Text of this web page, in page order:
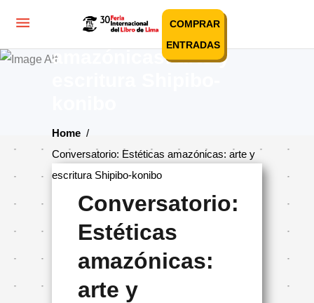
COMPRAR
ENTRADAS
Conversatorio:
Estéticas
amazónicas: arte y
Home /
Conversatorio: Estéticas amazónicas: arte y
escritura Shipibo-konibo
Conversatorio:
Estéticas
amazónicas:
arte y